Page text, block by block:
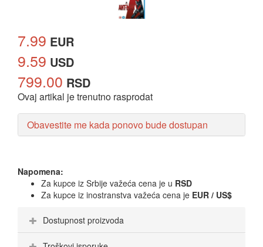
7.99 EUR
9.59 USD
799.00 RSD
Ovaj artikal je trenutno rasprodat
Obavestite me kada ponovo bude dostupan
Napomena:
Za kupce iz Srbije važeća cena je u RSD
Za kupce iz inostranstva važeća cena je EUR / US$
Dostupnost proizvoda